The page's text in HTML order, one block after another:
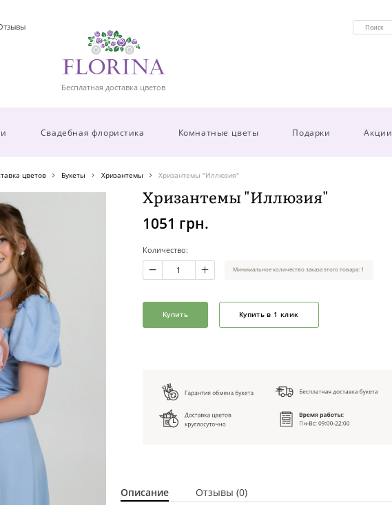
Бесплатная доставка цветов
Свадебная флористика Комнатные цветы Подарки Акции
цветов Букеты Хризантемы Хризантемы "Иллюзия"
Хризантемы "Иллюзия"
1051 грн.
Количество:
Минимальное количество заказа этого товара: 1
Купить Купить в 1 клик
Описание Отзывы (0)